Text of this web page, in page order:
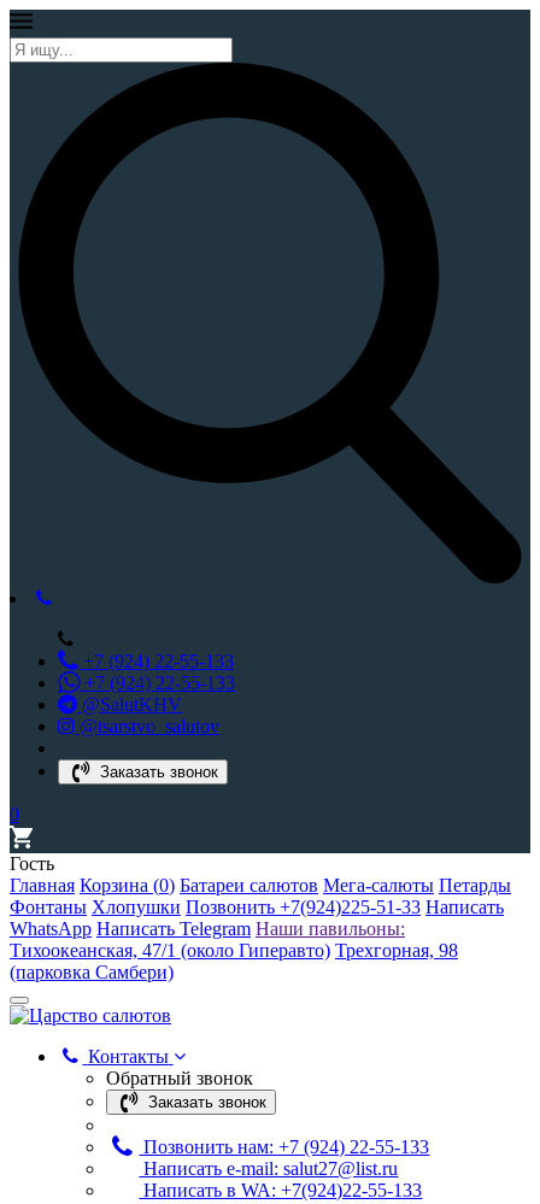
+7 (924) 22-55-133
+7 (924) 22-55-133
@SalutKHV
@tsarstvo_salutov
Заказать звонок
0
Гость
Главная Корзина (0) Батареи салютов Мега-салюты Петарды
Фонтаны Хлопушки Позвонить +7(924)225-51-33 Написать
WhatsApp Написать Telegram Наши павильоны:
Тихоокеанская, 47/1 (около Гиперавто) Трехгорная, 98
(парковка Самбери)
Контакты
Обратный звонок
Заказать звонок
Позвонить нам: +7 (924) 22-55-133
Написать e-mail: salut27@list.ru
Написать в WA: +7(924)22-55-133